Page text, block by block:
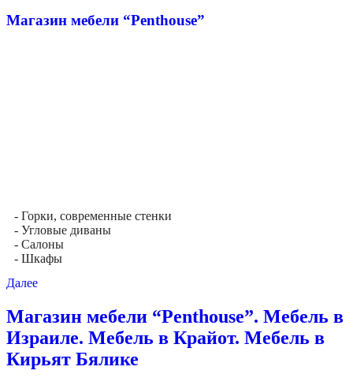
Магазин мебели “Penthouse”
- Горки, современные стенки
- Угловые диваны
- Салоны
- Шкафы
Далее
Магазин мебели “Penthouse”. Мебель в
Израиле. Мебель в Крайот. Мебель в
Кирьят Бялике